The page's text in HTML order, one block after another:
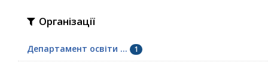
Організації
Департамент освіти ... 1